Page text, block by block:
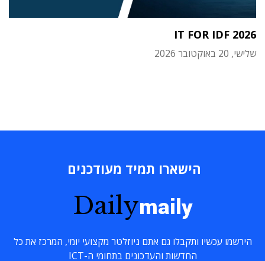
IT FOR IDF 2026
שלישי, 20 באוקטובר 2026
הישארו תמיד מעודכנים
Dailymaily
הירשמו עכשיו ותקבלו גם אתם ניוזלטר מקצועי יומי, המרכז את כל
החדשות והעדכונים בתחומי ה-ICT